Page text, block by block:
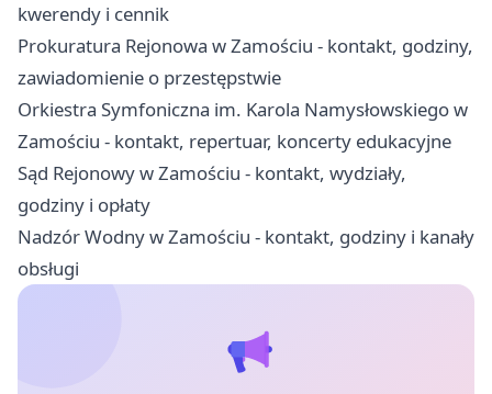
kwerendy i cennik
Prokuratura Rejonowa w Zamościu - kontakt, godziny,
zawiadomienie o przestępstwie
Orkiestra Symfoniczna im. Karola Namysłowskiego w
Zamościu - kontakt, repertuar, koncerty edukacyjne
Sąd Rejonowy w Zamościu - kontakt, wydziały,
godziny i opłaty
Nadzór Wodny w Zamościu - kontakt, godziny i kanały
obsługi